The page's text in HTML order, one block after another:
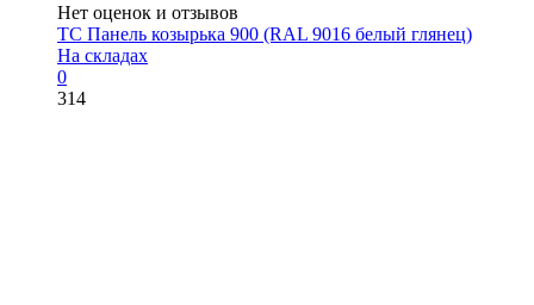
Нет оценок и отзывов
ТС Панель козырька 900 (RAL 9016 белый глянец)
На складах
0
314